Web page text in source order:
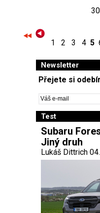
1 2 3 4 5
Newsletter
Přejete si
Test
Subaru
Jiný druh
Lukáš Dittrich